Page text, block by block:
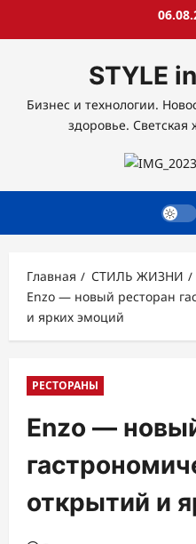
STYLE
Бизнес и технологии.
здоровье.
Главная СТИЛЬ ЖИЗНИ
Enzo — новый ресторан
и ярких эмоций
РЕСТОРАНЫ
Enzo —
открытий и